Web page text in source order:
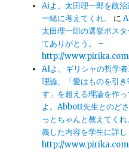
Aiよ。太田理一郎を政
一緒に考えてくれ。
に
太田理一郎の選挙ポス
てありがとう。 –
http://
AIよ。ギリシャの哲学
理論、「愛はものを引
す」を超える理論を作
よ。Abbott先生とのど
っとちゃんと教えてく
義した内容を学生に詳
http://